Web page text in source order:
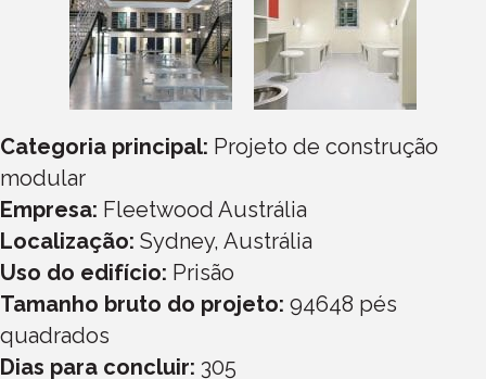
Categoria principal: Projeto de construção
modular
Empresa: Fleetwood Austrália
Localização: Sydney, Austrália
Uso do edifício: Prisão
Tamanho bruto do projeto: 94648 pés
quadrados
Dias para concluir: 305